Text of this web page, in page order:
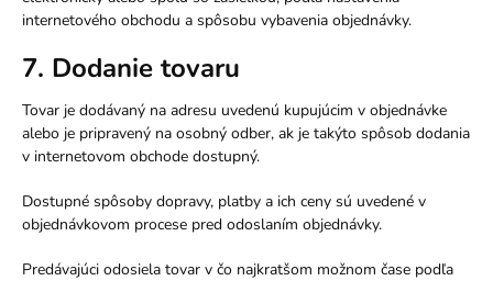
internetového obchodu a spôsobu vybavenia objednávky.
7. Dodanie tovaru
Tovar je dodávaný na adresu uvedenú kupujúcim v objednávke
alebo je pripravený na osobný odber, ak je takýto spôsob dodania
v internetovom obchode dostupný.
Dostupné spôsoby dopravy, platby a ich ceny sú uvedené v
objednávkovom procese pred odoslaním objednávky.
Predávajúci odosiela tovar v čo najkratšom možnom čase podľa